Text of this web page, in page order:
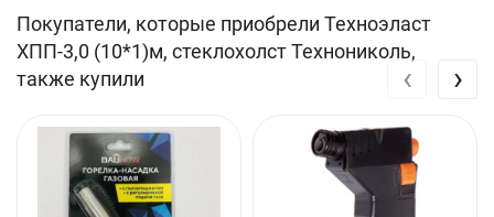
конструкций.
Основа Х - стеклохолст
Тип покрытия: низ П - пленка
Таблица Характеристик материалов:
Покупатели, которые приобрели Техноэласт
ХПП-3,0 (10*1)м, стеклохолст Технониколь,
также купили
‹ ›